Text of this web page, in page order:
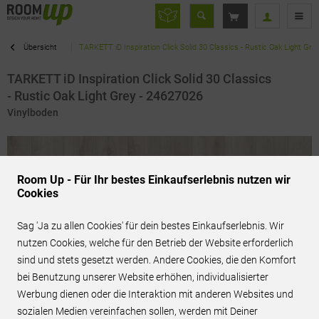
Übersicht TARKETT iD Inspiration Click Solid 30 Classics - Rustic Oak Light
TARKETT iD Inspiration Click Solid 30 Classics
- Rustic Oak Light Grey - 24627026
Vinylboden
Room Up - Für Ihr bestes Einkaufserlebnis nutzen wir
Cookies
Sag 'Ja zu allen Cookies' für dein bestes Einkaufserlebnis. Wir
nutzen Cookies, welche für den Betrieb der Website erforderlich
sind und stets gesetzt werden. Andere Cookies, die den Komfort
bei Benutzung unserer Website erhöhen, individualisierter
Werbung dienen oder die Interaktion mit anderen Websites und
sozialen Medien vereinfachen sollen, werden mit Deiner